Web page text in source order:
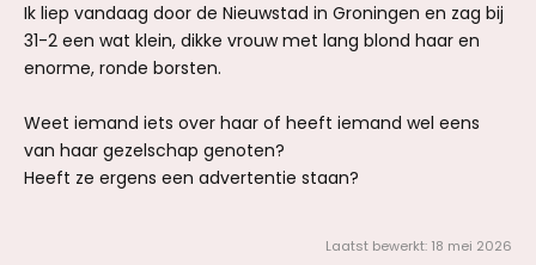
Ik liep vandaag door de Nieuwstad in Groningen en zag bij
31-2 een wat klein, dikke vrouw met lang blond haar en
enorme, ronde borsten.
Weet iemand iets over haar of heeft iemand wel eens
van haar gezelschap genoten?
Heeft ze ergens een advertentie staan?
Laatst bewerkt: 18 mei 2026